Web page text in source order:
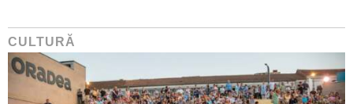
CULTURĂ